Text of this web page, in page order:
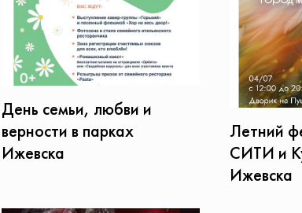
День семьи, любви и
верности в парках
Ижевска
Летний
СИТИ и
Ижевска